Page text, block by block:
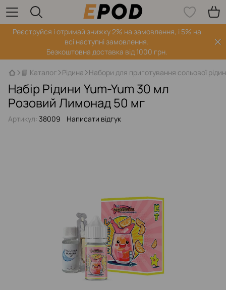
Реєструйся і отримай знижку 2% на замовлення, і 5% на
всі наступні замовлення.
Безкоштовна доставка від 1000 грн.
📙 Каталог Рідина Набори для приготування сольової
Набір Рідини Yum-Yum 30 мл
Розовий Лимонад 50 мг
Артикул: 38009 Написати відгук